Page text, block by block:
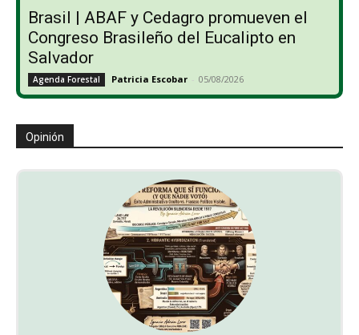
Brasil | ABAF y Cedagro promueven el
Congreso Brasileño del Eucalipto en
Salvador
Agenda Forestal Patricia Escobar - 05/08/2026
Opinión